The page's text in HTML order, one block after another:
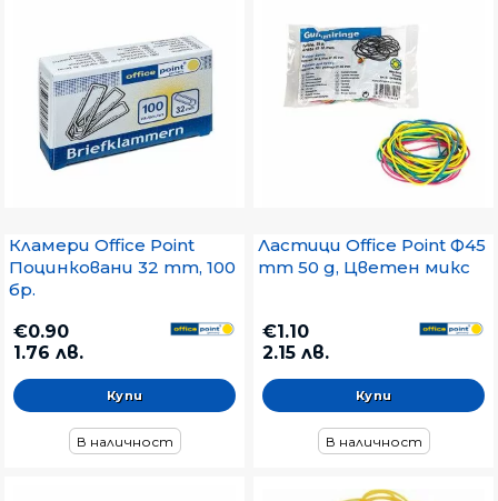
Кламери Office Point
Поцинковани 32 mm, 100
бр.
€0.90
1.76 лв.
В наличност
Ластици Office Point Ф45
mm 50 g, Цветен микс
€1.10
2.15 лв.
В наличност